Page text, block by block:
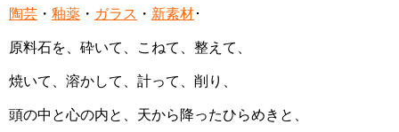
陶芸 ・ 釉薬 ・ ガラス ・ 新素材･
原料石を、砕いて、こねて、整えて、
焼いて、溶かして、計って、削り、
頭の中と心の内と、天から降ったひらめきと、